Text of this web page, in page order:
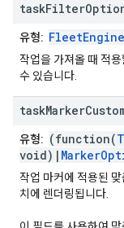
taskFilter
유형:
작업을 가져올 때 적
수 있습니다.
taskMarker
유형: (function(
void)|
작업 마커에 적용된
치에 렌더링됩니다.